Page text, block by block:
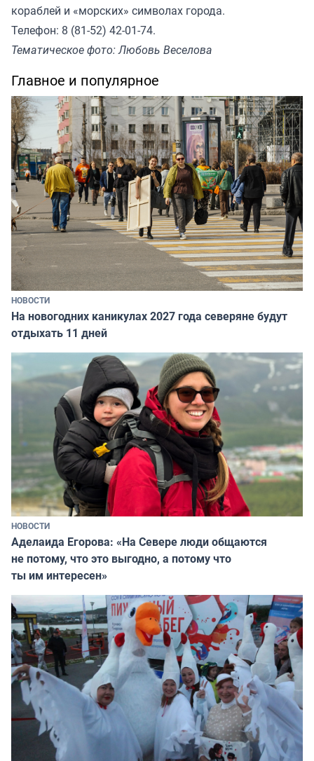
кораблей и «морских» символах города.
Телефон: 8 (81-52) 42-01-74.
Тематическое фото: Любовь Веселова
Главное и популярное
НОВОСТИ
На новогодних каникулах 2027 года северяне будут
отдыхать 11 дней
НОВОСТИ
Аделаида Егорова: «На Севере люди общаются
не потому, что это выгодно, а потому что
ты им интересен»